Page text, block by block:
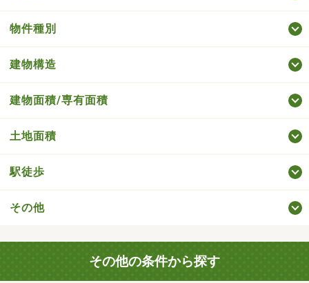
物件種別
建物構造
建物面積/専有面積
土地面積
駅徒歩
その他
その他の条件から探す